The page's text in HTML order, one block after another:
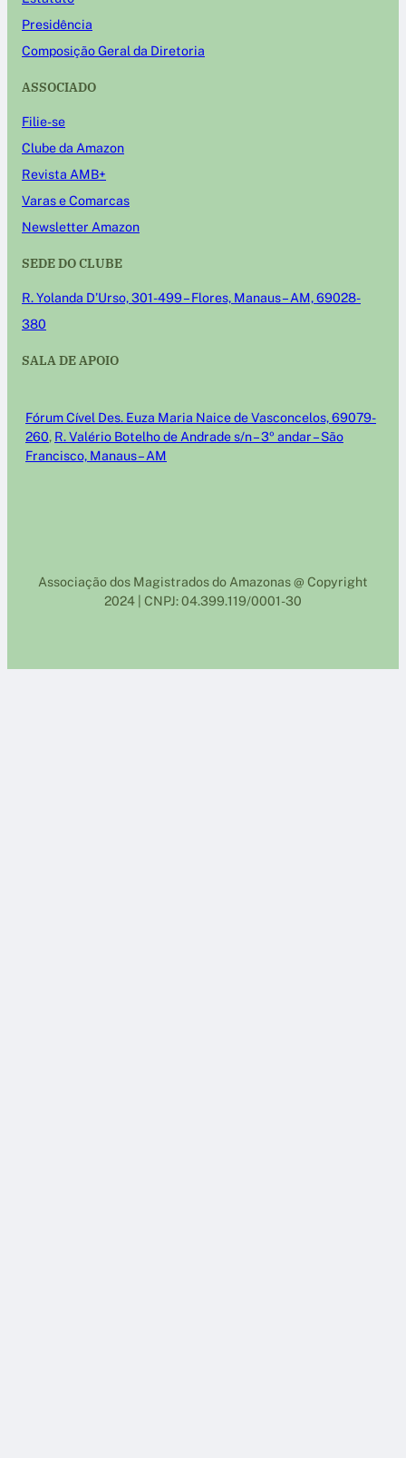
Presidência
Composição Geral da Diretoria
ASSOCIADO
Filie-se
Clube da Amazon
Revista AMB+
Varas e Comarcas
Newsletter Amazon
SEDE DO CLUBE
R. Yolanda D’Urso, 301-499 – Flores, Manaus – AM, 69028-
380
SALA DE APOIO
Fórum Cível Des. Euza Maria Naice de Vasconcelos, 69079-
260, R. Valério Botelho de Andrade s/n – 3º andar – São
Francisco, Manaus – AM
Associação dos Magistrados do Amazonas @ Copyright
2024 | CNPJ: 04.399.119/0001-30